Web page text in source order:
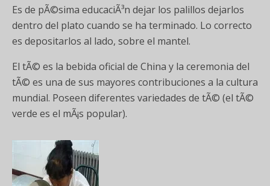
Es de pÃ©sima educaciÃ³n dejar los palillos dejarlos
dentro del plato cuando se ha terminado. Lo correcto
es depositarlos al lado, sobre el mantel.
El tÃ© es la bebida oficial de China y la ceremonia del
tÃ© es una de sus mayores contribuciones a la cultura
mundial. Poseen diferentes variedades de tÃ© (el tÃ©
verde es el mÃ¡s popular).